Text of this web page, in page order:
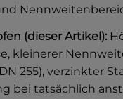
(dieser Artikel):
kleinerer
255), verzinkter
bei tatsächlich